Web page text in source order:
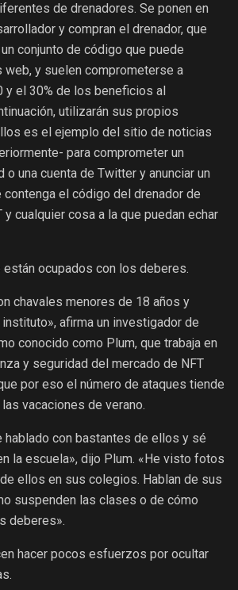
de drenadores. Se ponen en
y compran el drenador, que
conjunto de código que puede
y suelen comprometerse a
y el 30% de los beneficios al
utilizarán sus propios
es el ejemplo del sitio de noticias
para comprometer un
una cuenta de Twitter y anunciar un
el código del drenador de
y cualquier cosa a la que puedan echar
están ocupados con los deberes.
chavales menores de 18 años y
afirma un investigador de
conocido como Plum, que trabaja en
y seguridad del mercado de NFT
por eso el número de ataques tiende
vacaciones de verano.
hablado con bastantes de ellos y sé
la escuela», dijo Plum. «He visto fotos
ellos en sus colegios. Hablan de sus
suspenden las clases o de cómo
deberes».
hacer pocos esfuerzos por ocultar